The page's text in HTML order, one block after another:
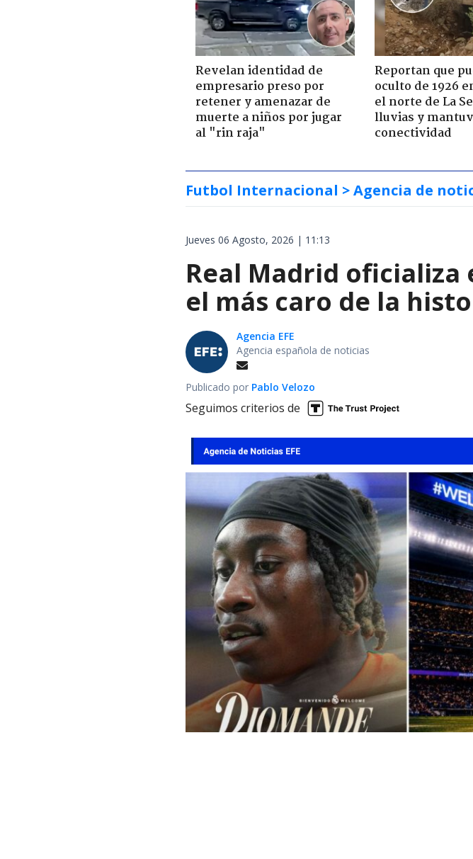
Revelan identidad de
empresario preso por
retener y amenazar de
muerte a niños por jugar
al "rin raja"
Reportan que
oculto de 1926
el norte de La
lluvias y
conectividad
Futbol Internacional > Agencia de
Jueves 06 Agosto, 2026 | 11:13
Real Madrid oficializa
el más caro de la
Agencia EFE
Agencia española de noticias
Publicado por Pablo Velozo
Seguimos criterios de